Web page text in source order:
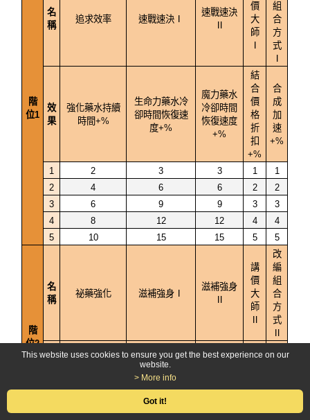
階
位1
名
稱
追求效率 速戰速決Ⅰ
速戰速決
價
大
師
組
合
方
式
效
果
強化藥水持續
時間+%
生命力藥水冷
卻時間恢復速
度+%
魔力藥水
冷卻時間
恢復速度
+%
結
合
價
格
折
扣
+%
合
成
加
速
+%
1 2 3 3 1
1
2
4 6 6 2
2
3
6 9 9 3
3
4
8 12 12 4
4
5
10 15 15 5 5
階
位2
（
名
稱
祕藥強化 滋補強身Ⅰ
滋補強身
講
價
大
師
改
編
組
合
方
式
生命力藥水效
果+%
格
扣
加
+%
This website uses cookies to ensure you get the best experience on our
website.
> More info
Got it!